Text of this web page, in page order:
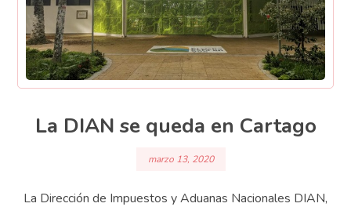
La DIAN se queda en Cartago
marzo 13, 2020
La Dirección de Impuestos y Aduanas Nacionales DIAN,